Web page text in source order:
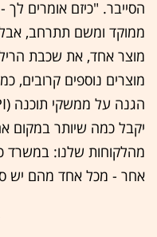
הסייבר. "כיזם אומרים
ממוקד ומשם תתרחב,
מוצר אחד, את שכבת
מוצרים נוספים קרובים,
יקבל כמה שיותר במקום
מהלקוחות שלנו: במשרד
אחר - מכל אחד מהם יש